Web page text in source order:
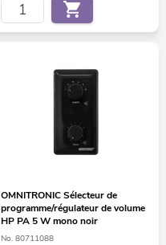
OMNITRONIC Sélecteur de
programme/régulateur de volume
HP PA 5 W mono noir
No. 80711088